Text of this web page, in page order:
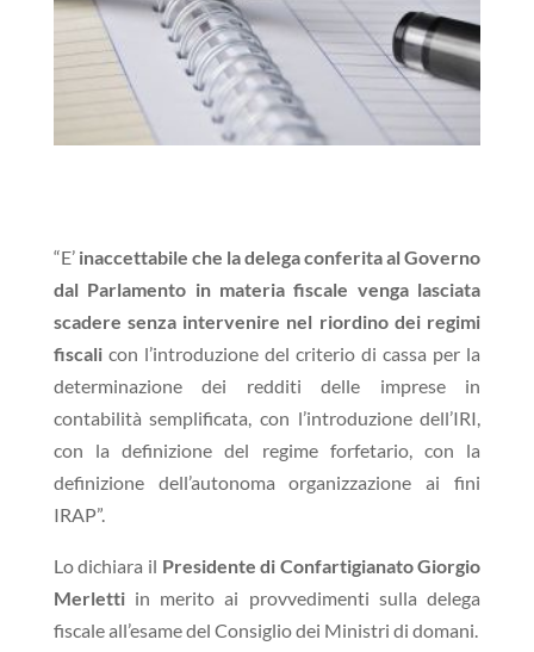
“E’ inaccettabile che la delega conferita al Governo
dal Parlamento in materia fiscale venga lasciata
scadere senza intervenire nel riordino dei regimi
fiscalicon l’introduzione del criterio di cassa per la
determinazione dei redditi delle imprese in
contabilità semplificata, con l’introduzione dell’IRI,
con la definizione del regime forfetario, con la
definizione dell’autonoma organizzazione ai fini
IRAP”.
Lo dichiara il Presidente di Confartigianato Giorgio
Merlettiin merito ai provvedimenti sulla delega
fiscale all’esame del Consiglio dei Ministri di domani.